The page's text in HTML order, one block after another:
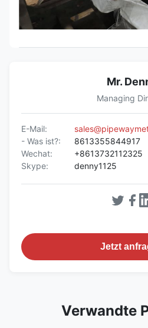
Mr.
Managing
E-Mail:
- Was ist?:
8613355844917
Wechat:
+8613732112325
Skype:
denny1125
Jetzt
Verwandte